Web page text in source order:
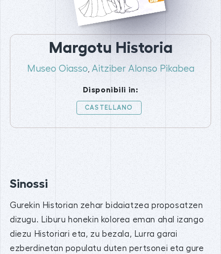
Margotu Historia
Museo Oiasso ,Aitziber Alonso Pikabea
Disponibili in:
CASTELLANO
Sinossi
Gurekin Historian zehar bidaiatzea proposatzen
dizugu. Liburu honekin kolorea eman ahal izango
diezu Historiari eta, zu bezala, Lurra garai
ezberdinetan populatu duten pertsonei eta gure